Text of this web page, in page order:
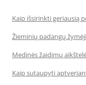
Kaip išsirinkti geriausią
Žieminių padangų
Medinės žaidimų
Kaip sutaupyti